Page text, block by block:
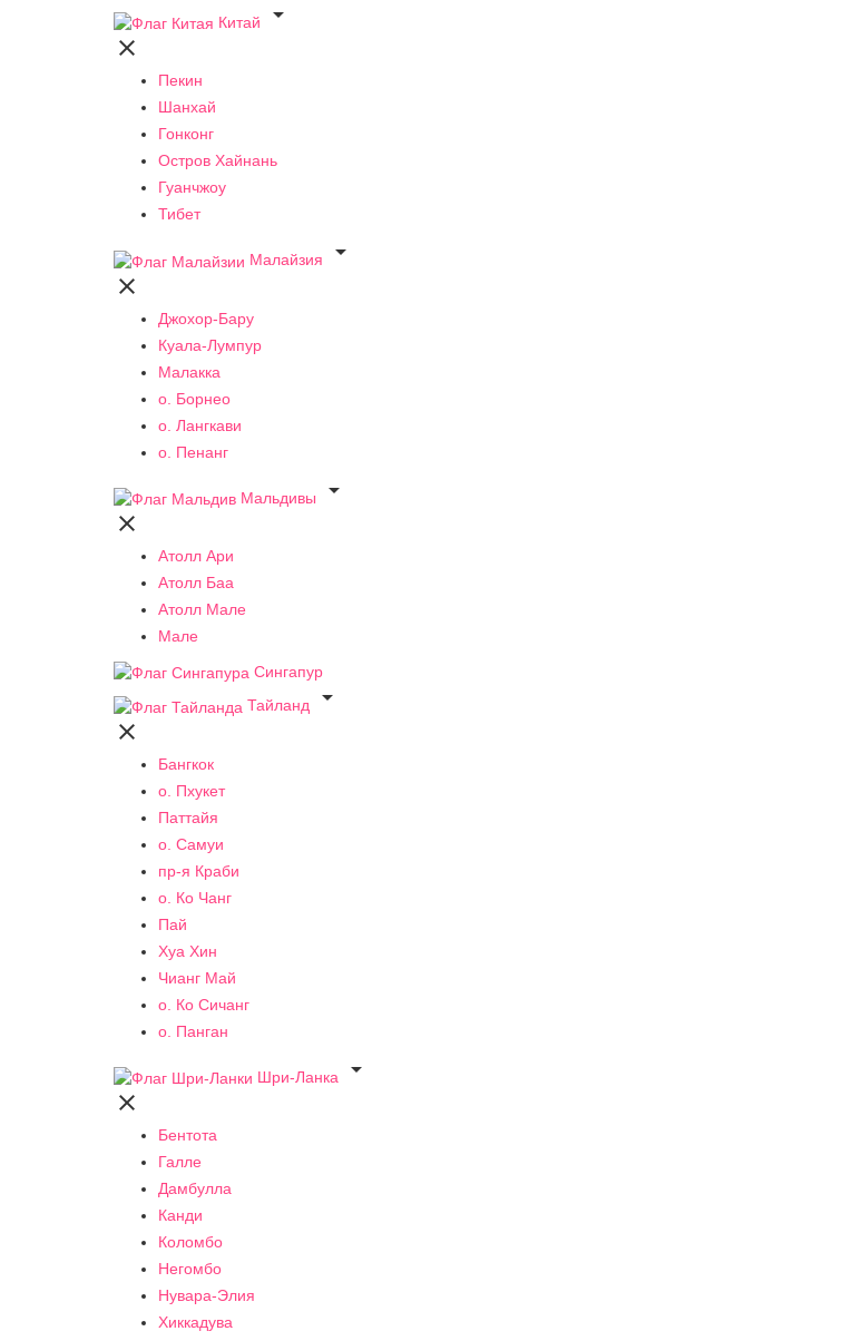
Китай


Пекин
Шанхай
Гонконг
Остров Хайнань
Гуанчжоу
Тибет
Малайзия


Джохор-Бару
Куала-Лумпур
Малакка
о. Борнео
о. Лангкави
о. Пенанг
Мальдивы


Атолл Ари
Атолл Баа
Атолл Мале
Мале
Сингапур
Тайланд


Бангкок
о. Пхукет
Паттайя
о. Самуи
пр-я Краби
о. Ко Чанг
Пай
Хуа Хин
Чианг Май
о. Ко Сичанг
о. Панган
Шри-Ланка


Бентота
Галле
Дамбулла
Канди
Коломбо
Негомбо
Нувара-Элия
Хиккадува